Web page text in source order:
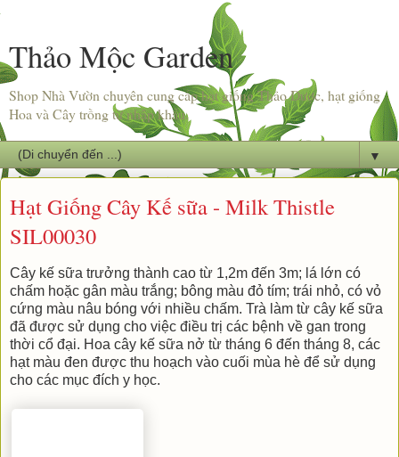
Thảo Mộc Garden
Shop Nhà Vườn chuyên cung cấp hạt giống Thảo Dược, hạt giống
Hoa và Cây trồng từ nhập khẩu.
▼
Hạt Giống Cây Kế sữa - Milk Thistle
SIL00030
Cây kế sữa trưởng thành cao từ 1,2m đến 3m; lá lớn có
chấm hoặc gân màu trắng; bông màu đỏ tím; trái nhỏ, có vỏ
cứng màu nâu bóng với nhiều chấm. Trà làm từ cây kế sữa
đã được sử dụng cho việc điều trị các bệnh về gan trong
thời cổ đại. Hoa cây kế sữa nở từ tháng 6 đến tháng 8, các
hạt màu đen được thu hoạch vào cuối mùa hè để sử dụng
cho các mục đích y học.